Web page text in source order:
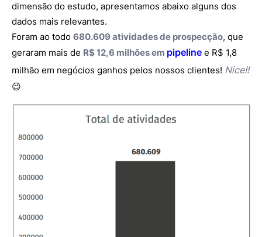
dimensão do estudo, apresentamos abaixo alguns dos
dados mais relevantes.
Foram ao todo 680.609 atividades de prospecção, que
geraram mais de R$ 12,6 milhões em pipeline e R$ 1,8
milhão em negócios ganhos pelos nossos clientes! Nice!!
😉